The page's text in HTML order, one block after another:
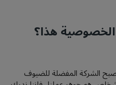
هذا؟
الشركة المفضلة للضيوف